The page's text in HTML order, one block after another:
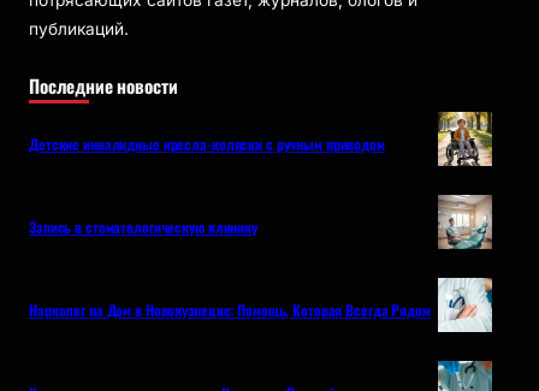
публикаций.
Последние новости
Детские инвалидные кресла-коляски с ручным приводом
Запись в стоматологическую клинику
Нарколог на Дом в Новокузнецке: Помощь, Которая Всегда Рядом